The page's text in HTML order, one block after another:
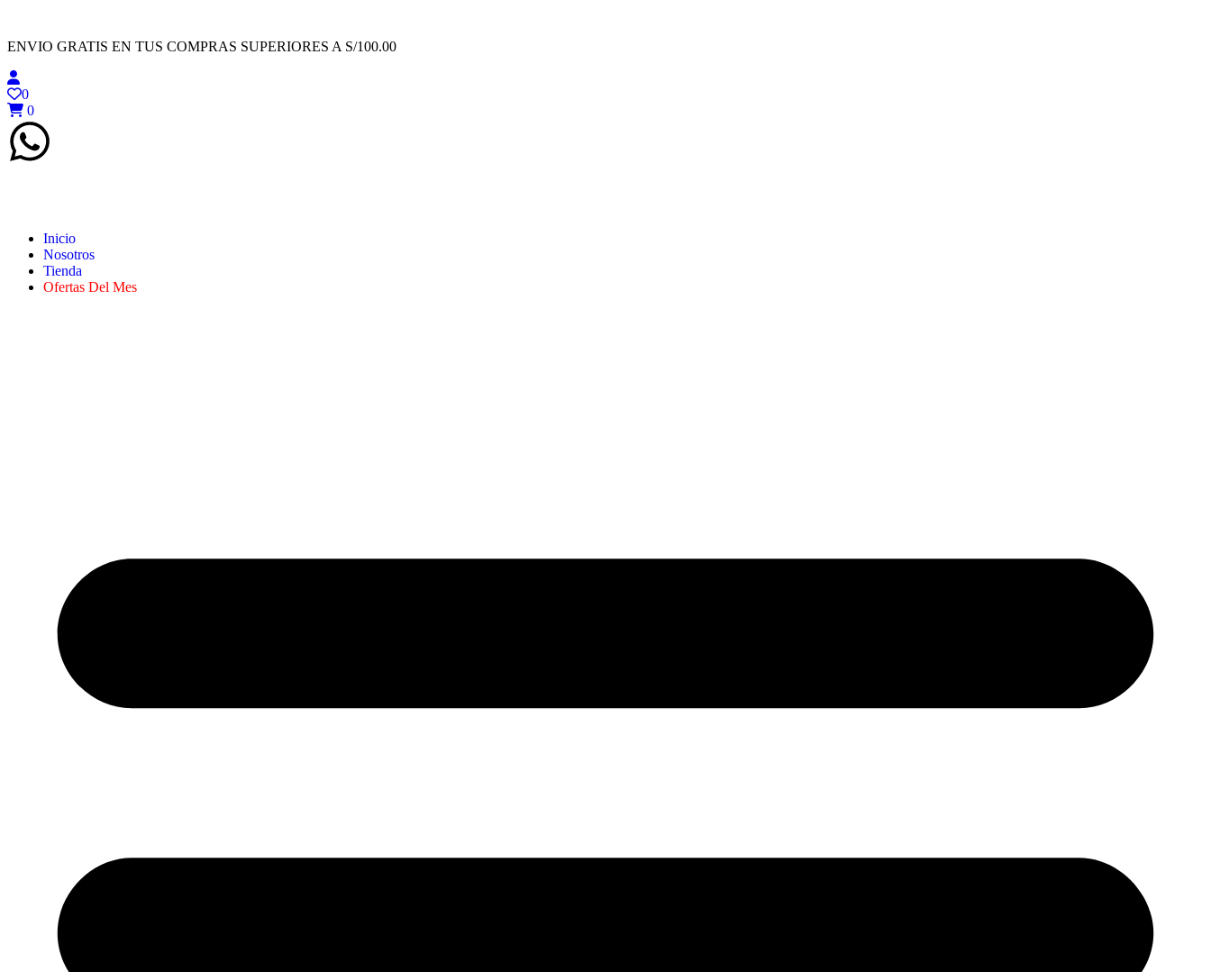
ENVIO GRATIS EN TUS COMPRAS SUPERIORES A S/100.00
0
0
Inicio
Nosotros
Tienda
Ofertas Del Mes